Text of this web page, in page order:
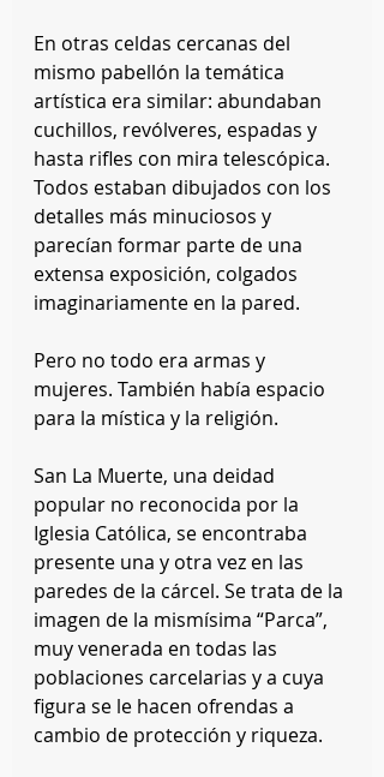
En otras celdas cercanas del
mismo pabellón la temática
artística era similar: abundaban
cuchillos, revólveres, espadas y
hasta rifles con mira telescópica.
Todos estaban dibujados con los
detalles más minuciosos y
parecían formar parte de una
extensa exposición, colgados
imaginariamente en la pared.
Pero no todo era armas y
mujeres. También había espacio
para la mística y la religión.
San La Muerte, una deidad
popular no reconocida por la
Iglesia Católica, se encontraba
presente una y otra vez en las
paredes de la cárcel. Se trata de la
imagen de la mismísima “Parca”,
muy venerada en todas las
poblaciones carcelarias y a cuya
figura se le hacen ofrendas a
cambio de protección y riqueza.